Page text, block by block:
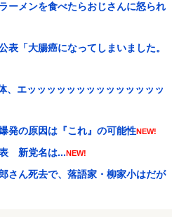
ーメンを食べたらおじさんに怒られ
表「大腸癌になってしまいました。
、エッッッッッッッッッッッッッッ
発の原因は『これ』の可能性NEW!
表 新党名は...NEW!
さん死去で、落語家・柳家小はだが